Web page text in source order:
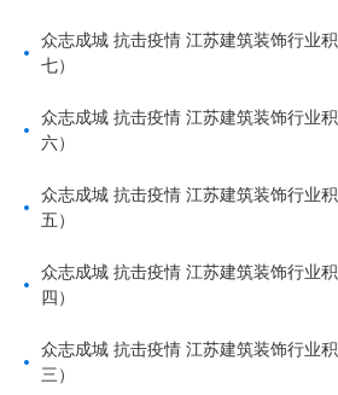
众志成城 抗击疫情 江苏建筑装饰行业
七）
众志成城 抗击疫情 江苏建筑装饰行业
六）
众志成城 抗击疫情 江苏建筑装饰行业
五）
众志成城 抗击疫情 江苏建筑装饰行业
四）
众志成城 抗击疫情 江苏建筑装饰行业
三）